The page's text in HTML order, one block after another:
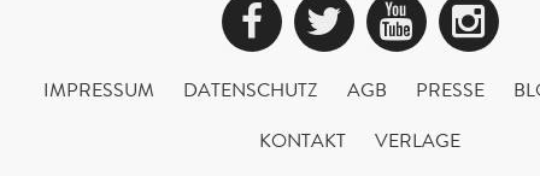
Facebook
Twitter
IMPRESSUM DATENSCHUTZ AGB PRESSE
KONTAKT
VERLAGE